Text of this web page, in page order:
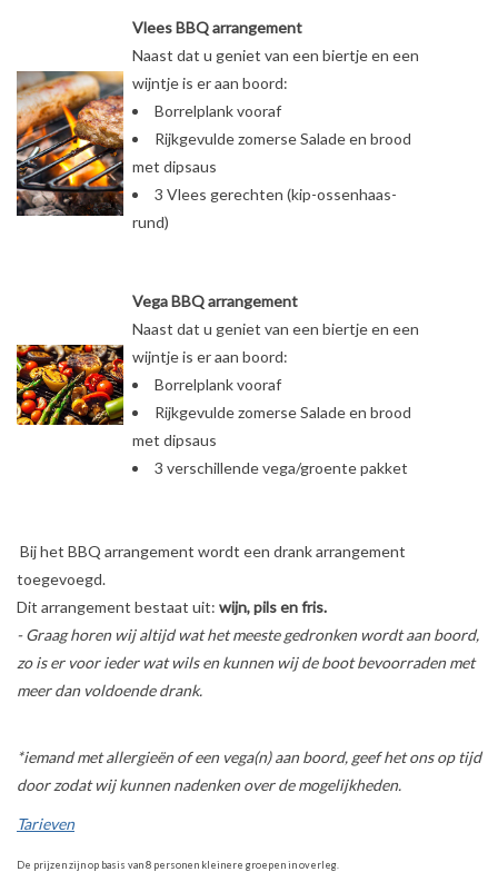
Vlees BBQ arrangement
Naast dat u geniet van een biertje en een
wijntje is er aan boord:
Borrelplank vooraf
Rijkgevulde zomerse Salade en brood
met dipsaus
3 Vlees gerechten (kip-ossenhaas-
rund)
Vega BBQ arrangement
Naast dat u geniet van een biertje en een
wijntje is er aan boord:
Borrelplank vooraf
Rijkgevulde zomerse Salade en brood
met dipsaus
3 verschillende vega/groente pakket
Bij het BBQ arrangement wordt een drank arrangement
toegevoegd.
Dit arrangement bestaat uit: wijn, pils en fris.
- Graag horen wij altijd wat het meeste gedronken wordt aan boord,
zo is er voor ieder wat wils en kunnen wij de boot bevoorraden met
meer dan voldoende drank.
*iemand met allergieën of een vega(n) aan boord, geef het ons op tijd
door zodat wij kunnen nadenken over de mogelijkheden.
Tarieven
De prijzen zijn op basis van 8 personen kleinere groepen in overleg.